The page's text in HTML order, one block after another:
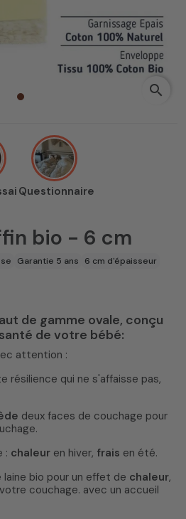
search
Questionnaire
bio - 6 cm
Garantie 5 ans 6 cm d'épaisseur
de gamme ovale, conçu
de votre bébé:
attention :
résilience qui ne s'affaisse pas,
deux faces de couchage pour
: chaleur en hiver, frais en été.
laine bio pour un effet de chaleur,
couchage. avec un accueil